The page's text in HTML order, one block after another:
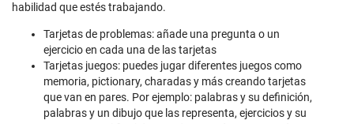
habilidad que estés trabajando.
Tarjetas de problemas: añade una pregunta o un
ejercicio en cada una de las tarjetas
Tarjetas juegos: puedes jugar diferentes juegos como
memoria, pictionary, charadas y más creando tarjetas
que van en pares. Por ejemplo: palabras y su definición,
palabras y un dibujo que las representa, ejercicios y su